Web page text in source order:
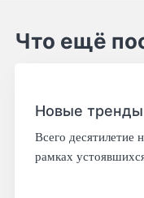
Что ещё
Новые
Всего десятилетие
рамках